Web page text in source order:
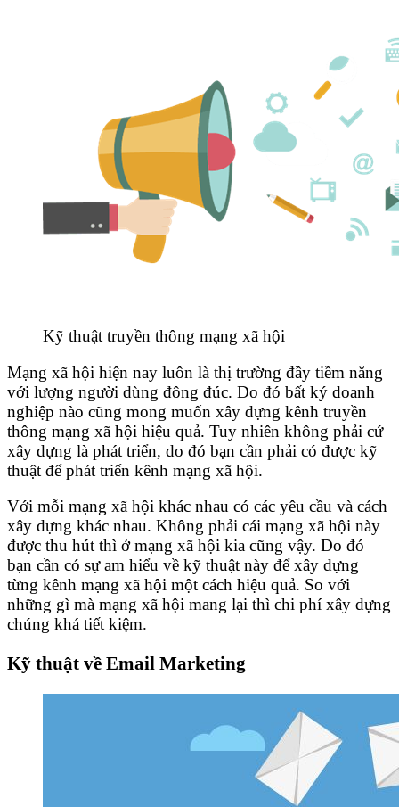
Kỹ thuật truyền thông mạng xã hội
Mạng xã hội hiện nay luôn là thị trường đầy tiềm năng
với lượng người dùng đông đúc. Do đó bất ký doanh
nghiệp nào cũng mong muốn xây dựng kênh truyền
thông mạng xã hội hiệu quả. Tuy nhiên không phải cứ
xây dựng là phát triển, do đó bạn cần phải có được kỹ
thuật để phát triển kênh mạng xã hội.
Với mỗi mạng xã hội khác nhau có các yêu cầu và cách
xây dựng khác nhau. Không phải cái mạng xã hội này
được thu hút thì ở mạng xã hội kia cũng vậy. Do đó
bạn cần có sự am hiểu về kỹ thuật này để xây dựng
từng kênh mạng xã hội một cách hiệu quả. So với
những gì mà mạng xã hội mang lại thì chi phí xây dựng
chúng khá tiết kiệm.
Kỹ thuật về Email Marketing